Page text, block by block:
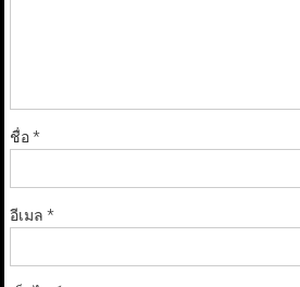
ชื่อ*
อีเมล *